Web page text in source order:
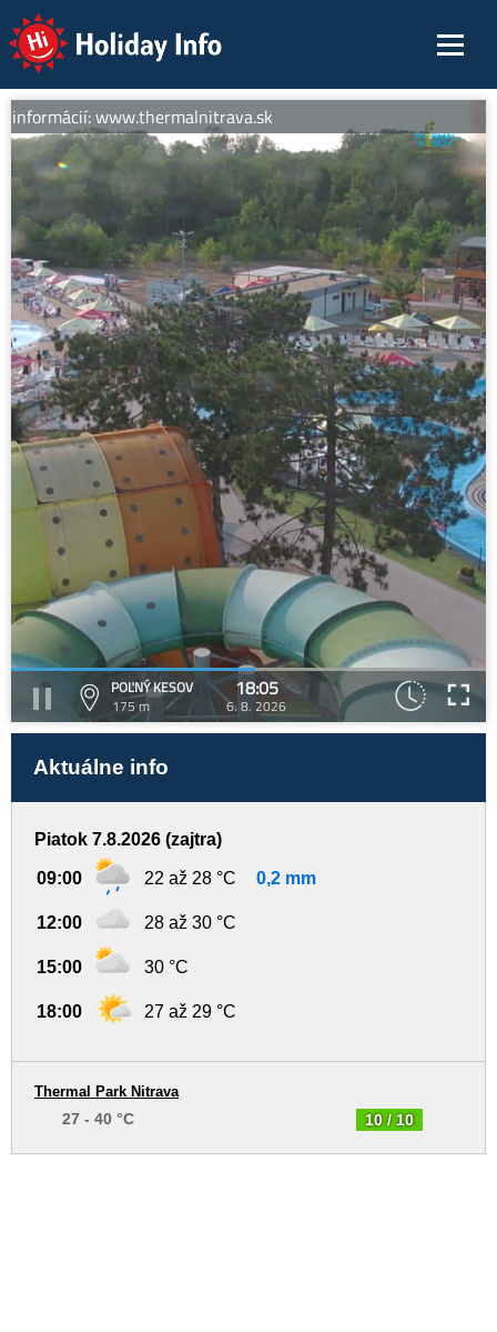
Holiday Info
www.thermalnitrava.sk
POĽNÝ KESOV
175 m
18:05
6. 8. 2026
Aktuálne info
Piatok 7.8.2026 (zajtra)
09:00 22 až 28 °C 0,2 mm
12:00 28 až 30 °C
15:00 30 °C
18:00 27 až 29 °C
10 / 10
Thermal Park Nitrava
27 - 40 °C